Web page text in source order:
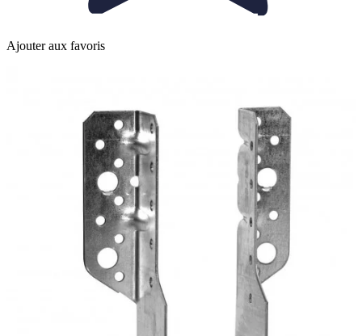
Ajouter aux favoris